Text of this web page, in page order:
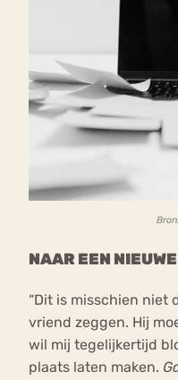
NAAR EEN
“Dit is misschien niet
vriend zeggen. Hij
wil mij tegelijkertijd
plaats laten maken.